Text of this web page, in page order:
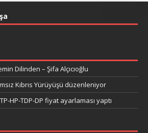
Dilinden – Şifa Alçıcıoğlu
Kıbrıs Yürüyüşü düzenleniyor
HP-TDP-DP fiyat ayarlaması yaptı